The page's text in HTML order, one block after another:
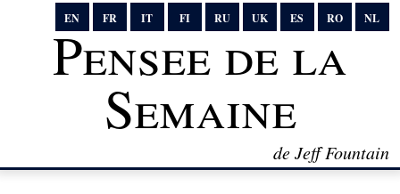
EN FR IT FI RU UK ES RO NL
Pensee de la
Semaine
de Jeff Fountain